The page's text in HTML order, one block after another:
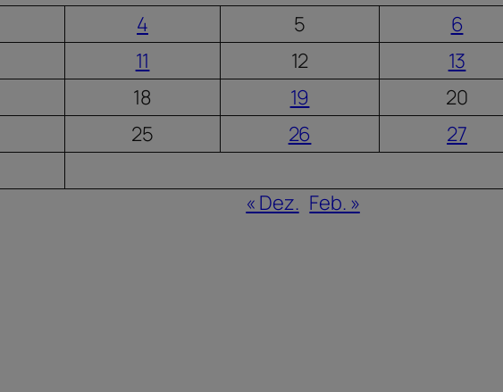
4 5 6
11 12 13
18 19 20
25 26 27
« Dez. Feb. »